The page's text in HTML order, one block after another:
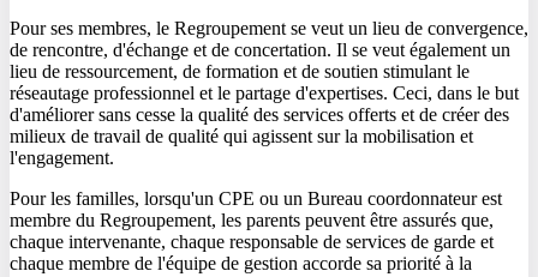
Pour ses membres, le Regroupement se veut un lieu de convergence,
de rencontre, d'échange et de concertation. Il se veut également un
lieu de ressourcement, de formation et de soutien stimulant le
réseautage professionnel et le partage d'expertises. Ceci, dans le but
d'améliorer sans cesse la qualité des services offerts et de créer des
milieux de travail de qualité qui agissent sur la mobilisation et
l'engagement.
Pour les familles, lorsqu'un CPE ou un Bureau coordonnateur est
membre du Regroupement, les parents peuvent être assurés que,
chaque intervenante, chaque responsable de services de garde et
chaque membre de l'équipe de gestion accorde sa priorité à la